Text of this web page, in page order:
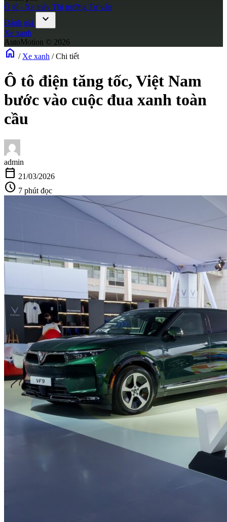
Ô tô - Xe máy Thị trường Tư vấn
Đánh giá
expand_more
Xe xanh
AutoMotion © 2026
home / Xe xanh / Chi tiết
Ô tô điện tăng tốc, Việt Nam
bước vào cuộc đua xanh toàn
cầu
admin
calendar_today 21/03/2026
schedule 7 phút đọc